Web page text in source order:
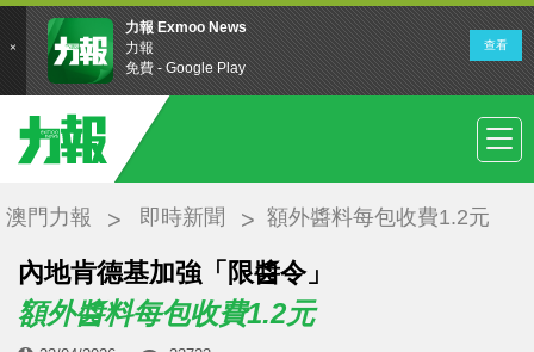
澳門力報 即時新聞 額外醬料每包收費1.2元
內地肯德基加強「限醬令」
額外醬料每包收費1.2元